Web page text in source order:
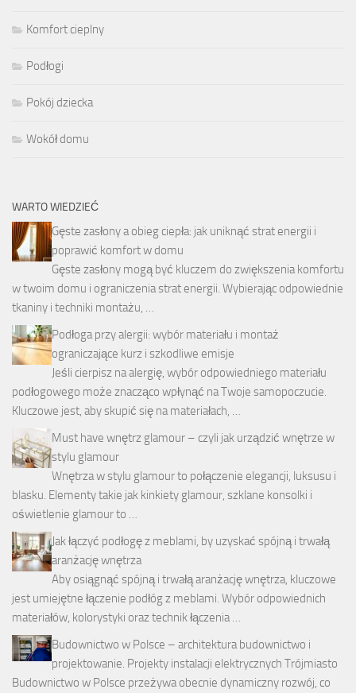
Komfort cieplny
Podłogi
Pokój dziecka
Wokół domu
WARTO WIEDZIEĆ
Gęste zasłony a obieg ciepła: jak uniknąć strat energii i
poprawić komfort w domu
Gęste zasłony mogą być kluczem do zwiększenia komfortu
w twoim domu i ograniczenia strat energii. Wybierając odpowiednie
tkaniny i techniki montażu, …
Podłoga przy alergii: wybór materiału i montaż
ograniczające kurz i szkodliwe emisje
Jeśli cierpisz na alergię, wybór odpowiedniego materiału
podłogowego może znacząco wpłynąć na Twoje samopoczucie.
Kluczowe jest, aby skupić się na materiałach, …
Must have wnętrz glamour – czyli jak urządzić wnętrze w
stylu glamour
Wnętrza w stylu glamour to połączenie elegancji, luksusu i
blasku. Elementy takie jak kinkiety glamour, szklane konsolki i
oświetlenie glamour to …
Jak łączyć podłogę z meblami, by uzyskać spójną i trwałą
aranżację wnętrza
Aby osiągnąć spójną i trwałą aranżację wnętrza, kluczowe
jest umiejętne łączenie podłóg z meblami. Wybór odpowiednich
materiałów, kolorystyki oraz technik łączenia …
Budownictwo w Polsce – architektura budownictwo i
projektowanie. Projekty instalacji elektrycznych Trójmiasto
Budownictwo w Polsce przeżywa obecnie dynamiczny rozwój, co